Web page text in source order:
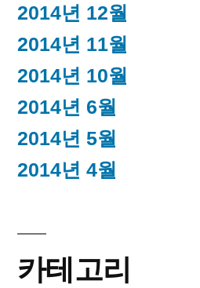
2014년 12월
2014년 11월
2014년 10월
2014년 6월
2014년 5월
2014년 4월
카테고리